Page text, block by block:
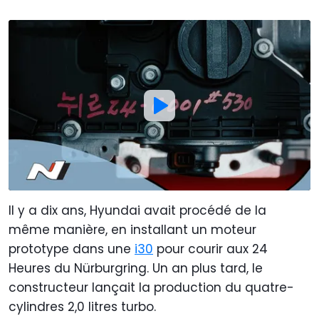
Il y a dix ans, Hyundai avait procédé de la
même manière, en installant un moteur
prototype dans une i30 pour courir aux 24
Heures du Nürburgring. Un an plus tard, le
constructeur lançait la production du quatre-
cylindres 2,0 litres turbo.